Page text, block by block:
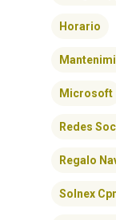
Horario
Microsoft
Redes
Regalo
Solnex